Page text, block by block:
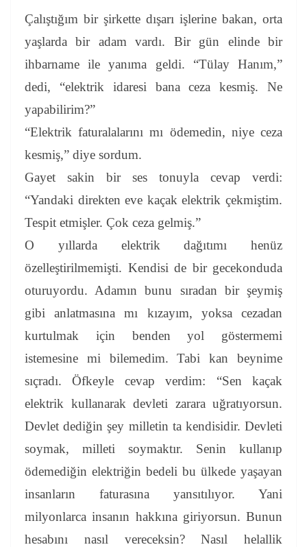
Çalıştığım bir şirkette dışarı işlerine bakan, orta
yaşlarda bir adam vardı. Bir gün elinde bir
ihbarname ile yanıma geldi. “Tülay Hanım,”
dedi, “elektrik idaresi bana ceza kesmiş. Ne
yapabilirim?”
“Elektrik faturalalarını mı ödemedin, niye ceza
kesmiş,” diye sordum.
Gayet sakin bir ses tonuyla cevap verdi:
“Yandaki direkten eve kaçak elektrik çekmiştim.
Tespit etmişler. Çok ceza gelmiş.”
O yıllarda elektrik dağıtımı henüz
özelleştirilmemişti. Kendisi de bir gecekonduda
oturuyordu. Adamın bunu sıradan bir şeymiş
gibi anlatmasına mı kızayım, yoksa cezadan
kurtulmak için benden yol göstermemi
istemesine mi bilemedim. Tabi kan beynime
sıçradı. Öfkeyle cevap verdim: “Sen kaçak
elektrik kullanarak devleti zarara uğratıyorsun.
Devlet dediğin şey milletin ta kendisidir. Devleti
soymak, milleti soymaktır. Senin kullanıp
ödemediğin elektriğin bedeli bu ülkede yaşayan
insanların faturasına yansıtılıyor. Yani
milyonlarca insanın hakkına giriyorsun. Bunun
hesabını nasıl vereceksin? Nasıl helallik